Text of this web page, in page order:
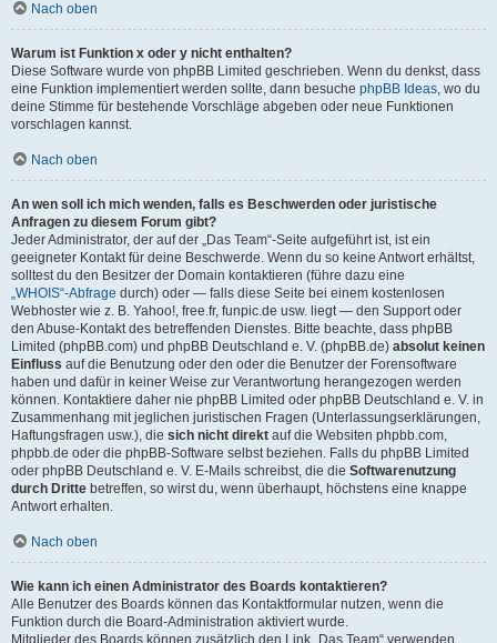
Nach oben
Warum ist Funktion x oder y nicht enthalten?
Diese Software wurde von phpBB Limited geschrieben. Wenn du denkst, dass
eine Funktion implementiert werden sollte, dann besuche phpBB Ideas, wo du
deine Stimme für bestehende Vorschläge abgeben oder neue Funktionen
vorschlagen kannst.
Nach oben
An wen soll ich mich wenden, falls es Beschwerden oder juristische
Anfragen zu diesem Forum gibt?
Jeder Administrator, der auf der „Das Team“-Seite aufgeführt ist, ist ein
geeigneter Kontakt für deine Beschwerde. Wenn du so keine Antwort erhältst,
solltest du den Besitzer der Domain kontaktieren (führe dazu eine
„WHOIS“-Abfrage durch) oder — falls diese Seite bei einem kostenlosen
Webhoster wie z. B. Yahoo!, free.fr, funpic.de usw. liegt — den Support oder
den Abuse-Kontakt des betreffenden Dienstes. Bitte beachte, dass phpBB
Limited (phpBB.com) und phpBB Deutschland e. V. (phpBB.de) absolut keinen
Einfluss auf die Benutzung oder den oder die Benutzer der Forensoftware
haben und dafür in keiner Weise zur Verantwortung herangezogen werden
können. Kontaktiere daher nie phpBB Limited oder phpBB Deutschland e. V. in
Zusammenhang mit jeglichen juristischen Fragen (Unterlassungserklärungen,
Haftungsfragen usw.), die sich nicht direkt auf die Websiten phpbb.com,
phpbb.de oder die phpBB-Software selbst beziehen. Falls du phpBB Limited
oder phpBB Deutschland e. V. E-Mails schreibst, die die Softwarenutzung
durch Dritte betreffen, so wirst du, wenn überhaupt, höchstens eine knappe
Antwort erhalten.
Nach oben
Wie kann ich einen Administrator des Boards kontaktieren?
Alle Benutzer des Boards können das Kontaktformular nutzen, wenn die
Funktion durch die Board-Administration aktiviert wurde.
Mitglieder des Boards können zusätzlich den Link „Das Team“ verwenden.